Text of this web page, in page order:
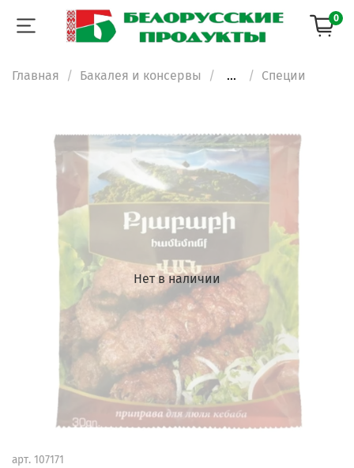
0
Главная Бакалея и консервы ... Специи
Нет в наличии
арт. 107171